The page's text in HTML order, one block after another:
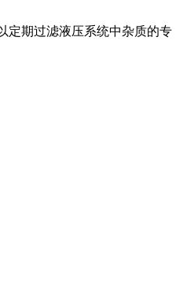
定期过滤液压系统中杂质的专